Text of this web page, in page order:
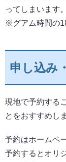
ってしまいます。
※グアム時間の
申し込み
現地で予約する
とをおすすめし
予約はホームペ
予約するとオリ